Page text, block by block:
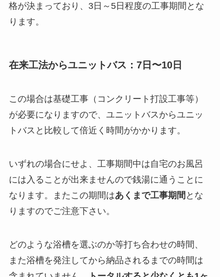
格が決まっており、3日～5日程度の工事期間とな
ります。
在来工法からユニットバス：7日〜10日
この場合は基礎工事（コンクリート打設工事等）
が必要になりますので、ユニットバスからユニッ
トバスと比較して倍近く時間がかかります。
いずれの場合にせよ、工事期間中は自宅のお風呂
には入ることが出来ませんので銭湯に通うことに
なります。またこの期間はあくまで工事期間 とな
りますのでご注意下さい。
どのような浴槽を選ぶのか等打ち合わせの時間、
また浴槽を発注してから納品されるまでの時間は